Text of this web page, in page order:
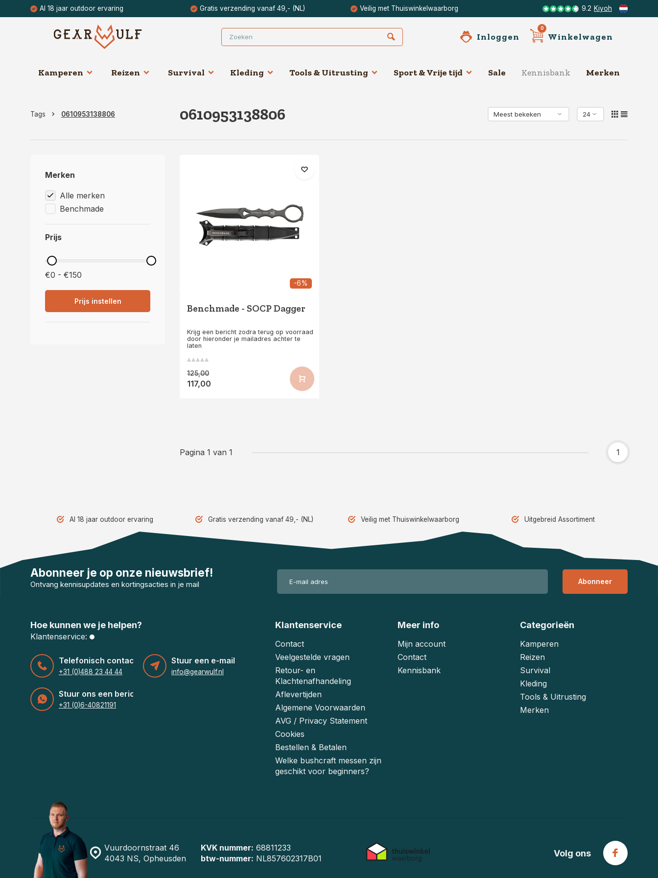
Al 18 jaar outdoor ervaring Gratis verzending vanaf 49,- (NL) Veilig met Thuiswinkelwaarborg 9.2 Kiyoh
Inloggen
0
Winkelwagen
Kamperen Reizen Survival Kleding Tools & Uitrusting Sport & Vrije tijd Sale Kennisbank Merken
Tags 0610953138806 0610953138806
Merken
Alle merken
Benchmade
Prijs
€0 - €150
Prijs instellen
-6%
Benchmade - SOCP Dagger
Krijg een bericht zodra terug op voorraad
door hieronder je mailadres achter te
laten
125,00
117,00
Pagina 1 van 1 1
Al 18 jaar outdoor ervaring Gratis verzending vanaf 49,- (NL) Veilig met Thuiswinkelwaarborg Uitgebreid Assortiment
Abonneer je op onze nieuwsbrief!
Ontvang kennisupdates en kortingsacties in je mail Abonneer
Hoe kunnen we je helpen?
Klantenservice:
Telefonisch contact
+31 (0)488 23 44 44
Stuur een e-mail
info@gearwulf.nl
Stuur ons een bericht
+31 (0)6-40821191
Klantenservice
Contact
Veelgestelde vragen
Retour- en
Klachtenafhandeling
Aflevertijden
Algemene Voorwaarden
AVG / Privacy Statement
Cookies
Bestellen & Betalen
Welke bushcraft messen zijn
geschikt voor beginners?
Meer info
Mijn account
Contact
Kennisbank
Categorieën
Kamperen
Reizen
Survival
Kleding
Tools & Uitrusting
Merken
Vuurdoornstraat 46
4043 NS, Opheusden
KVK nummer: 68811233
btw-nummer: NL857602317B01
Volg ons